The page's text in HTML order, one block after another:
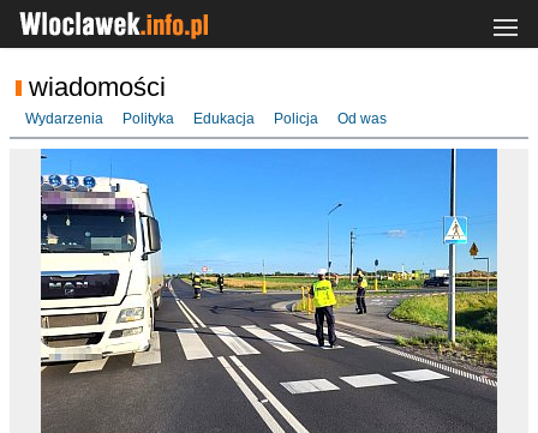
wiadomości
Wydarzenia Polityka Edukacja Policja Od was